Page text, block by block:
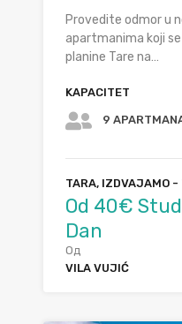
Provedite odmor u
apartmanima koji
planine Tare na…
KAPACITET
9
TARA, IZDVAJAMO -
Od 40€
Dan
Од
VILA VUJIĆ